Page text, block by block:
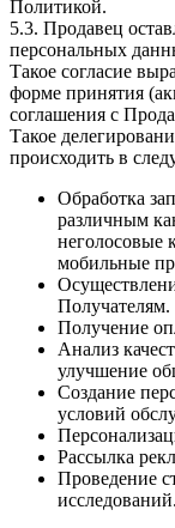
Политикой.
5.3. Продавец
персональных
Такое согласие
форме принятия
соглашения с
Такое
происходить в
Обработка
различным
неголосовые
мобильные
Получателям.
Получение
Анализ
улучшение
Создание
условий
Рассылка
Проведение
исследований.